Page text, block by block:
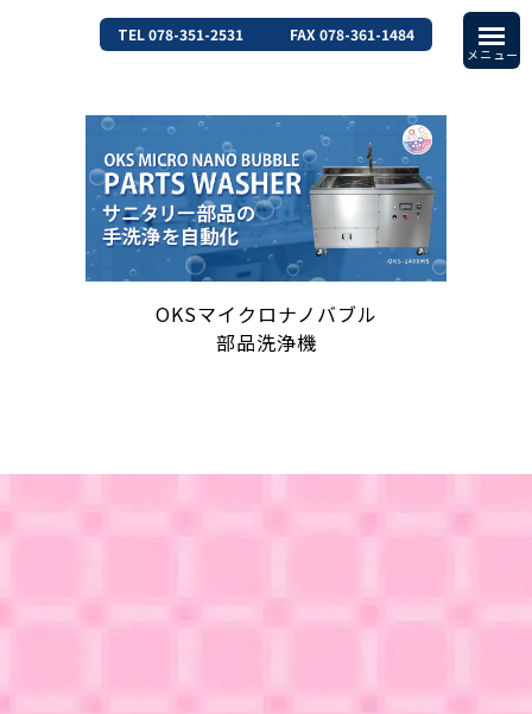
TEL 078-351-2531 FAX 078-361-1484
OKSマイクロナノバブル
部品洗浄機